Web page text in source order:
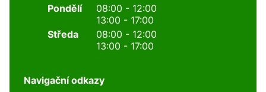
Pondělí
08:00 - 12:00
13:00 - 17:00
Středa
08:00 - 12:00
13:00 - 17:00
Navigační odkazy